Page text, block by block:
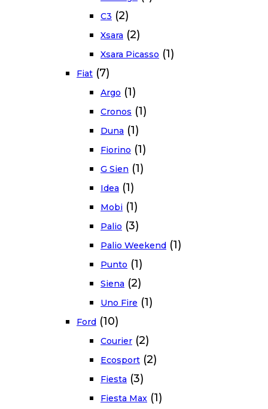
C3 (2)
Xsara (2)
Xsara Picasso (1)
Fiat (7)
Argo (1)
Cronos (1)
Duna (1)
Fiorino (1)
G Sien (1)
Idea (1)
Mobi (1)
Palio (3)
Palio Weekend (1)
Punto (1)
Siena (2)
Uno Fire (1)
Ford (10)
Courier (2)
Ecosport (2)
Fiesta (3)
Fiesta Max (1)